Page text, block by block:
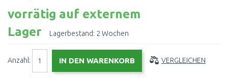
vorrätig auf externem
Lager
Lagerbestand: 2 Wochen
Anzahl: VERGLEICHEN